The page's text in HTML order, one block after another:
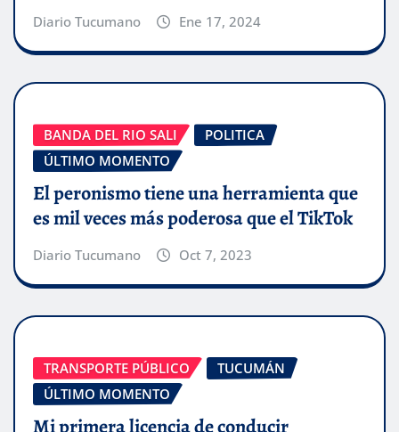
Diario Tucumano Ene 17, 2024
BANDA DEL RIO SALI
POLITICA
ÚLTIMO MOMENTO
El peronismo tiene una herramienta que
es mil veces más poderosa que el TikTok
Diario Tucumano Oct 7, 2023
TRANSPORTE PÚBLICO
TUCUMÁN
ÚLTIMO MOMENTO
Mi primera licencia de conducir